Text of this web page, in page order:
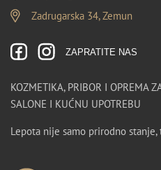
Zadrugarska 34, Zemun
ZAPRATITE NAS
KOZMETIKA, PRIBOR I OPREMA
SALONE I KUĆNU UPOTREBU
Lepota nije samo prirodno